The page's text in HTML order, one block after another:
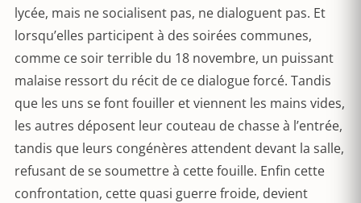
lycée, mais ne socialisent pas, ne dialoguent pas. Et
lorsqu’elles participent à des soirées communes,
comme ce soir terrible du 18 novembre, un puissant
malaise ressort du récit de ce dialogue forcé. Tandis
que les uns se font fouiller et viennent les mains vides,
les autres déposent leur couteau de chasse à l’entrée,
tandis que leurs congénères attendent devant la salle,
refusant de se soumettre à cette fouille. Enfin cette
confrontation, cette quasi guerre froide, devient